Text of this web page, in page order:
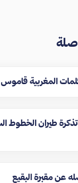
صلة
المغربية قاموس
طيران الخطوط
عن مقبرة البقيع